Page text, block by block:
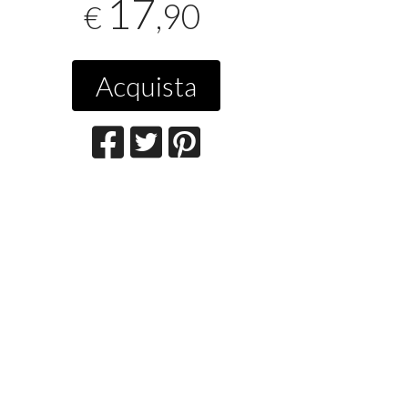
€ 17,90
Acquista